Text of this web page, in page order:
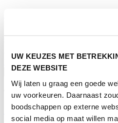
UW KEUZES MET
DEZE WEBSITE
Wij laten u graag een goede
uw voorkeuren. Daarnaast
boodschappen op externe
social media op maat willen
Horecava Social Media
Bezoeken
Thema's Horecava
Alle Thema's